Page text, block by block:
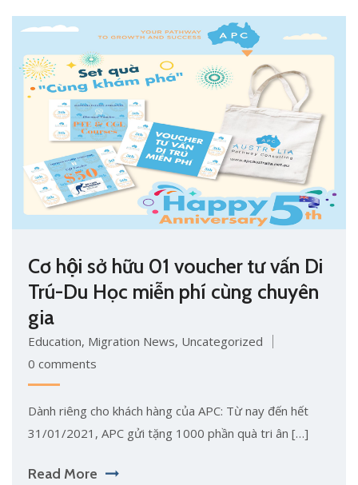
Cơ hội sở hữu 01 voucher tư vấn Di
Trú-Du Học miễn phí cùng chuyên
gia
Education, Migration News, Uncategorized
0 comments
Dành riêng cho khách hàng của APC: Từ nay đến hết
31/01/2021, APC gửi tặng 1000 phần quà tri ân […]
Read More